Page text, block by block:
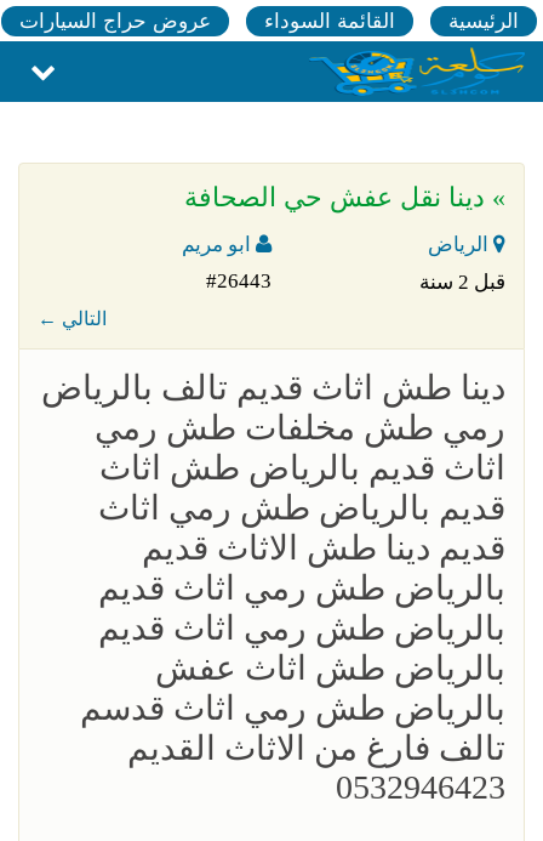
الرئيسية القائمة السوداء عروض حراج السيارات
» دينا نقل عفش حي الصحافة
الرياض
ابو مريم
قبل 2 سنة
#26443
← التالي
دينا طش اثاث قديم تالف بالرياض
رمي طش مخلفات طش رمي
اثاث قديم بالرياض طش اثاث
قديم بالرياض طش رمي اثاث
قديم دينا طش الاثاث قديم
بالرياض طش رمي اثاث قديم
بالرياض طش رمي اثاث قديم
بالرياض طش اثاث عفش
بالرياض طش رمي اثاث قدسم
تالف فارغ من الاثاث القديم
0532946423